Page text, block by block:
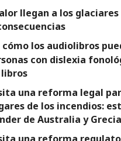
llegan a los
cómo los audiolibros
con dislexia
una reforma legal
de los incendios:
de Australia y Grecia